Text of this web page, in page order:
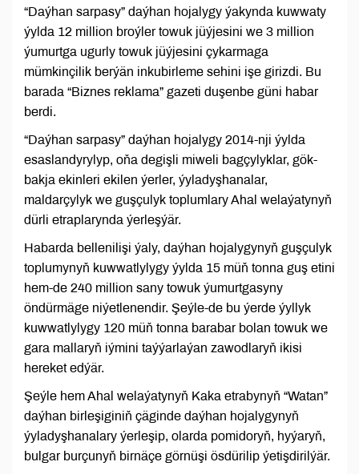
“Daýhan sarpasy” daýhan hojalygy ýakynda kuwwaty
ýylda 12 million broýler towuk jüýjesini we 3 million
ýumurtga ugurly towuk jüýjesini çykarmaga
mümkinçilik berýän inkubirleme sehini işe girizdi. Bu
barada “Biznes reklama” gazeti duşenbe güni habar
berdi.
“Daýhan sarpasy” daýhan hojalygy 2014-nji ýylda
esaslandyrylyp, oňa degişli miweli bagçylyklar, gök-
bakja ekinleri ekilen ýerler, ýyladyşhanalar,
maldarçylyk we guşçulyk toplumlary Ahal welaýatynyň
dürli etraplarynda ýerleşýär.
Habarda bellenilişi ýaly, daýhan hojalygynyň guşçulyk
toplumynyň kuwwatlylygy ýylda 15 müň tonna guş etini
hem­-de 240 million sany towuk ýumurtgasyny
öndürmäge niýetlenendir. Şeýle-de bu ýerde ýyllyk
kuwwatlylygy 120 müň tonna barabar bolan towuk we
gara mallaryň iýmini taýýarlaýan zawodlaryň ikisi
hereket edýär.
Şeýle hem Ahal welaýatynyň Kaka etrabynyň “Watan”
daýhan birleşiginiň çäginde daýhan hojalygynyň
ýyladyşhanalary ýerleşip, olarda pomidoryň, hyýaryň,
bulgar burçunyň birnäçe görnüşi ösdürilip ýetişdirilýär.